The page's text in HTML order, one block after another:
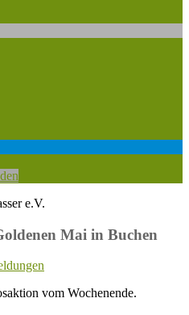
Mai in Buchen
vom Wochenende.